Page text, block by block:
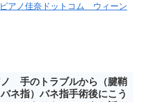
ピアノ佳奈ドットコム ウィーン
ノ 手のトラブルから（腱鞘
ネ指）バネ指手術後にこう